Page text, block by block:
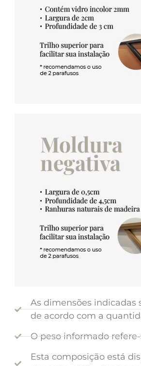
As dimensões indicadas
de acordo com a
O peso informado
Esta composição está